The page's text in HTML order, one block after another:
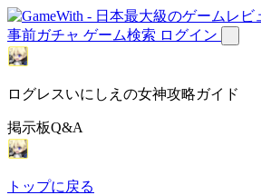
事前ガチャ ゲーム検索 ログイン
ログレスいにしえの女神攻略ガイド
掲示板Q&A
トップに戻る